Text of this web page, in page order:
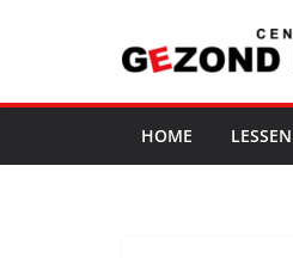
inhoud
HOME LESSEN